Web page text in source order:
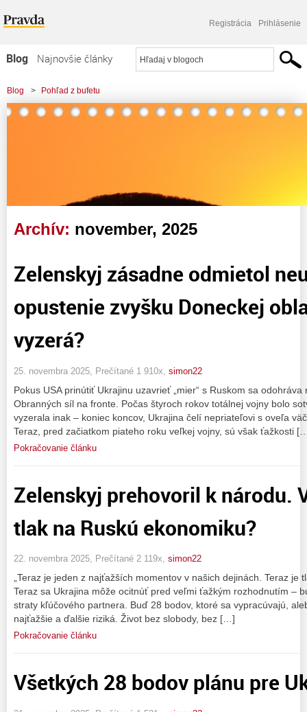
Registrácia Prihlásenie
Blog
Najnovšie články
Najčítanejšie články
Najkomentovanejšie články
Blog > Pohľad z bufetu
Archív: november, 2025
Zelenskyj zásadne odmietol
opustenie zvyšku Doneckej
vyzerá?
25. novembra 2025, Prečítané 1 910x, simon22
Pokus USA prinútiť Ukrajinu uzavrieť „mier“ s Ruskom sa
Obranných síl na fronte. Počas štyroch rokov totálnej vojny bolo
vyzerala inak – koniec koncov, Ukrajina čelí nepriateľovi s oveľa
Teraz, pred začiatkom piateho roku veľkej vojny, sú však ťažkosti
Pokračovanie článku
Zelenskyj prehovoril k národu.
tlak na Ruskú ekonomiku?
22. novembra 2025, Prečítané 2 119x, simon22
„Teraz je jeden z najťažších momentov v našich dejinách. Teraz je
Teraz sa Ukrajina môže ocitnúť pred veľmi ťažkým rozhodnutím –
straty kľúčového partnera. Buď 28 bodov, ktoré sa vypracúvajú,
najťažšie a ďalšie riziká. Život bez slobody, bez […]
Pokračovanie článku
Všetkých 28 bodov plánu pre